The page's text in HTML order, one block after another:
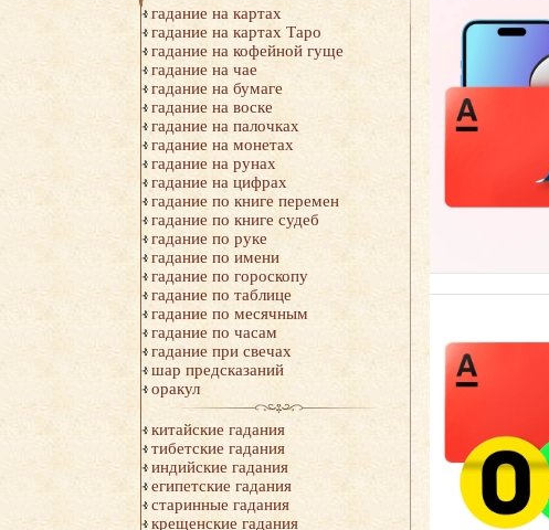
гадание на картах
гадание на картах Таро
гадание на кофейной гуще
гадание на чае
гадание на бумаге
гадание на воске
гадание на палочках
гадание на монетах
гадание на рунах
гадание на цифрах
гадание по книге перемен
гадание по книге судеб
гадание по руке
гадание по имени
гадание по гороскопу
гадание по таблице
гадание по месячным
гадание по часам
гадание при свечах
шар предсказаний
оракул
китайские гадания
тибетские гадания
индийские гадания
египетские гадания
старинные гадания
крещенские гадания